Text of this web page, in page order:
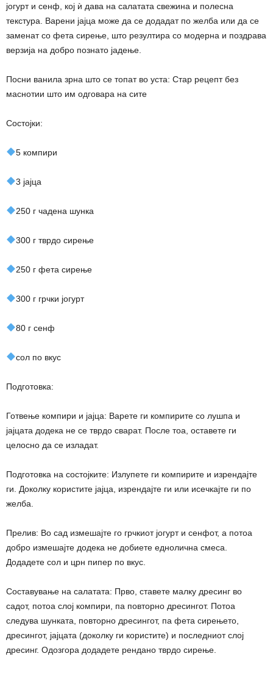
јогурт и сенф, кој ѝ дава на салатата свежина и полесна
текстура. Варени јајца може да се додадат по желба или да се
заменат со фета сирење, што резултира со модерна и поздрава
верзија на добро познато јадење.
Посни ванила зрна што се топат во уста: Стар рецепт без
маснотии што им одговара на сите
Состојки:
5 компири
3 јајца
250 г чадена шунка
300 г тврдо сирење
250 г фета сирење
300 г грчки јогурт
80 г сенф
сол по вкус
Подготовка:
Готвење компири и јајца: Варете ги компирите со лушпа и
јајцата додека не се тврдо сварат. После тоа, оставете ги
целосно да се изладат.
Подготовка на состојките: Излупете ги компирите и изрендајте
ги. Доколку користите јајца, изрендајте ги или исечкајте ги по
желба.
Прелив: Во сад измешајте го грчкиот јогурт и сенфот, а потоа
добро измешајте додека не добиете еднолична смеса.
Додадете сол и црн пипер по вкус.
Составување на салатата: Прво, ставете малку дресинг во
садот, потоа слој компири, па повторно дресингот. Потоа
следува шунката, повторно дресингот, па фета сирењето,
дресингот, јајцата (доколку ги користите) и последниот слој
дресинг. Одозгора додадете рендано тврдо сирење.